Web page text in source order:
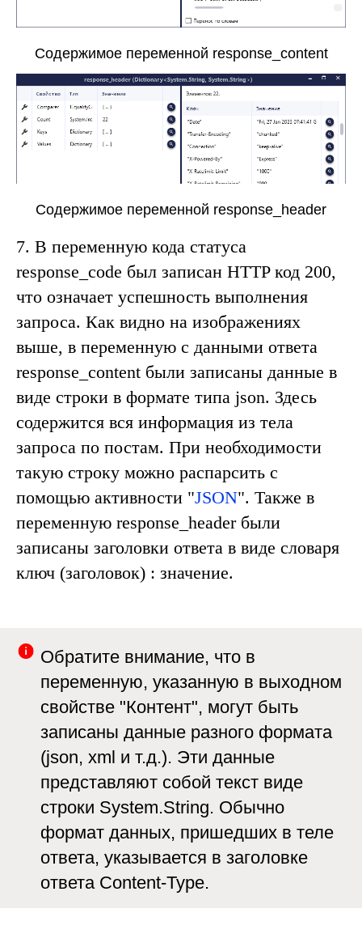
Содержимое переменной response_content
Содержимое переменной response_header
7. В переменную кода статуса
response_code был записан HTTP код 200,
что означает успешность выполнения
запроса. Как видно на изображениях
выше, в переменную с данными ответа
response_content были записаны данные в
виде строки в формате типа json. Здесь
содержится вся информация из тела
запроса по постам. При необходимости
такую строку можно распарсить с
помощью активности "JSON". Также в
переменную response_headerбыли
записаны заголовки ответа в виде словаря
ключ (заголовок) : значение.
Обратите внимание, что в
переменную, указанную в выходном
свойстве "Контент", могут быть
записаны данные разного формата
(json, xml и т.д.). Эти данные
представляют собой текст виде
строки System.String. Обычно
формат данных, пришедших в теле
ответа, указывается в заголовке
ответа Content-Type.